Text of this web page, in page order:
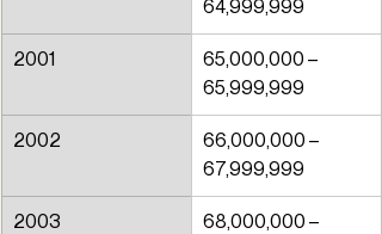
64,999,999
2001
65,000,000 –
65,999,999
2002
66,000,000 –
67,999,999
2003
68,000,000 –